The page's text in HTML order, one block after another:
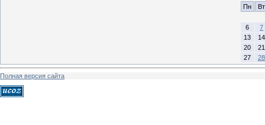
Пн
Вт
6
7
13
14
20
21
27
28
Полная версия сайта